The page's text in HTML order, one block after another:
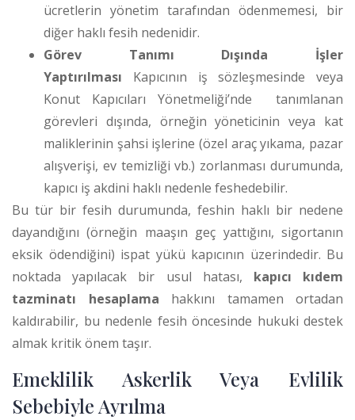
ücretlerin yönetim tarafından ödenmemesi, bir
diğer haklı fesih nedenidir.
Görev Tanımı Dışında İşler
Yaptırılması Kapıcının iş sözleşmesinde veya
Konut Kapıcıları Yönetmeliği’nde tanımlanan
görevleri dışında, örneğin yöneticinin veya kat
maliklerinin şahsi işlerine (özel araç yıkama, pazar
alışverişi, ev temizliği vb.) zorlanması durumunda,
kapıcı iş akdini haklı nedenle feshedebilir.
Bu tür bir fesih durumunda, feshin haklı bir nedene
dayandığını (örneğin maaşın geç yattığını, sigortanın
eksik ödendiğini) ispat yükü kapıcının üzerindedir. Bu
noktada yapılacak bir usul hatası, kapıcı kıdem
tazminatı hesaplama hakkını tamamen ortadan
kaldırabilir, bu nedenle fesih öncesinde hukuki destek
almak kritik önem taşır.
Emeklilik Askerlik Veya Evlilik
Sebebiyle Ayrılma